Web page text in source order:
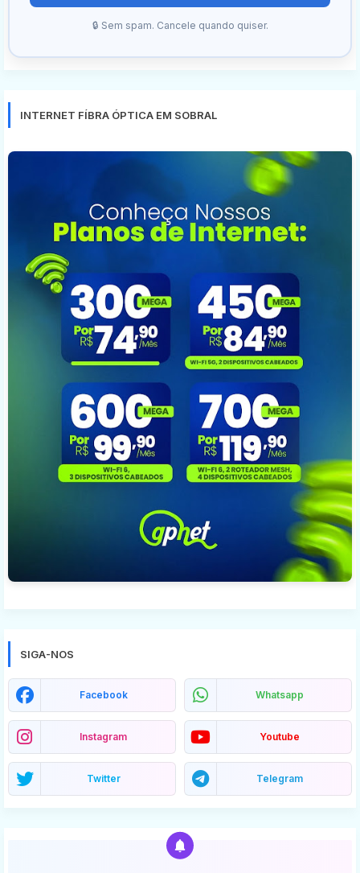
🔒 Sem spam. Cancele quando quiser.
INTERNET FÍBRA ÓPTICA EM SOBRAL
SIGA-NOS
Facebook Whatsapp
Instagram Youtube
Twitter Telegram